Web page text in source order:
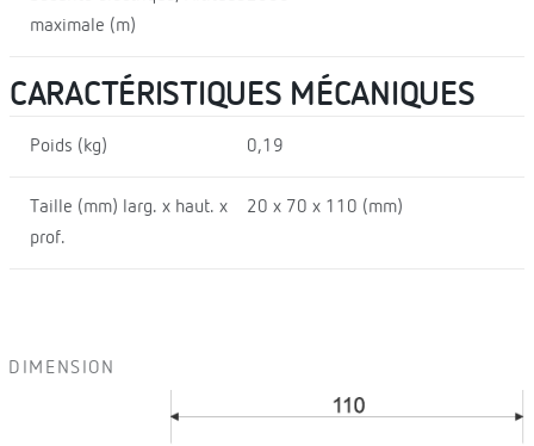
maximale (m)
CARACTÉRISTIQUES MÉCANIQUES
Poids (kg) 0,19
Taille (mm) larg. x haut. x
prof.
20 x 70 x 110 (mm)
DIMENSION